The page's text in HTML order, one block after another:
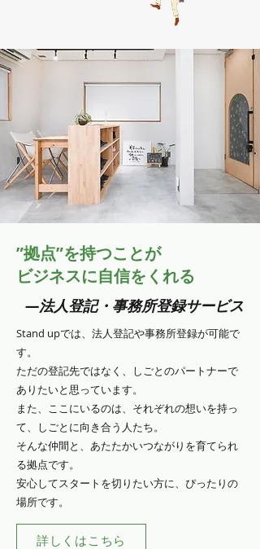
”拠点”を持つことが
ビジネスに自信をくれる
―法人登記・事務所登録サービス
Stand upでは、法人登記や事務所登録が可能で
す。
ただの登記先ではなく、しごとのパートナーで
ありたいと思っています。
また、ここにいるのは、それぞれの想いを持っ
て、しごとに向き合う人たち。
そんな仲間と、あたたかいつながりを育てられ
る拠点です。
安心してスタートを切りたい方に、ぴったりの
場所です。
詳しくはこちら